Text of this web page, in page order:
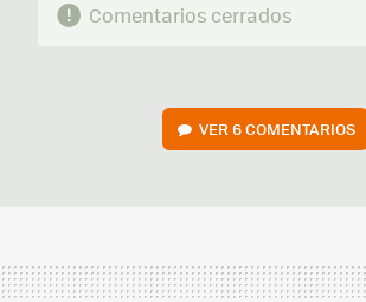
Comentarios cerrados
VER6 COMENTARIOS